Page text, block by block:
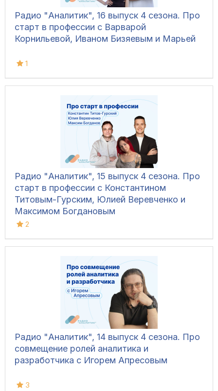
Радио "Аналитик", 16 выпуск 4 сезона. Про
старт в профессии с Варварой
Корнильевой, Иваном Бизяевым и Марьей
1
Радио "Аналитик", 15 выпуск 4 сезона. Про
старт в профессии с Константином
Титовым-Гурским, Юлией Веревченко и
Максимом Богдановым
2
Радио "Аналитик", 14 выпуск 4 сезона. Про
совмещение ролей аналитика и
разработчика с Игорем Апресовым
3